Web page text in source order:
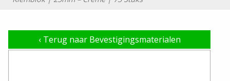
‹Terug naar Bevestigingsmaterialen